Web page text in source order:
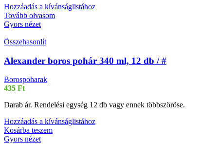
Hozzáadás a kívánságlistához
Tovább olvasom
Gyors nézet
Összehasonlít
Alexander boros pohár 340 ml, 12 db / #
Borospoharak
435 Ft
Darab ár. Rendelési egység 12 db vagy ennek többszöröse.
Hozzáadás a kívánságlistához
Kosárba teszem
Gyors nézet